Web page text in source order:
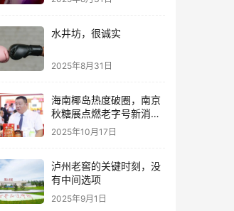
水井坊，很诚实
2025年8月31日
海南椰岛热度破圈，南京
秋糖展点燃老字号新消费
热潮
2025年10月17日
泸州老窖的关键时刻，没
有中间选项
2025年9月1日